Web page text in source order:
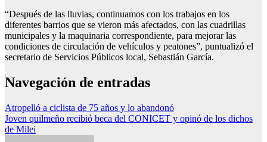
“Después de las lluvias, continuamos con los trabajos en los
diferentes barrios que se vieron más afectados, con las cuadrillas
municipales y la maquinaria correspondiente, para mejorar las
condiciones de circulación de vehículos y peatones”, puntualizó el
secretario de Servicios Públicos local, Sebastián García.
Navegación de entradas
Atropelló a ciclista de 75 años y lo abandonó
Joven quilmeño recibió beca del CONICET y opinó de los dichos
de Milei